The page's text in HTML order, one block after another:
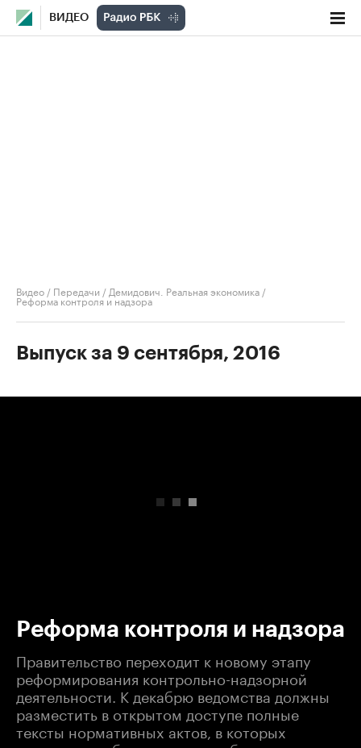
ВИДЕО
Видео / Передачи / Демидович. Реальная экономика /
Реформа контроля и надзора
Выпуск за 9 сентября, 2016
Реформа контроля и надзора
Правительство переходит к новому этапу
реформирования контрольно-надзорной
деятельности. К декабрю ведомства должны
разместить в открытом доступе полные
тексты нормативных актов, в которых